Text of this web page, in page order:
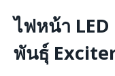
ไฟหน้า
พันธุ์